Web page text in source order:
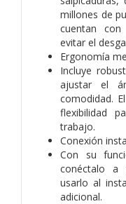
millones de
cuentan
evitar el
Ergonomía
Incluye
ajustar el
comodidad.
flexibilidad
trabajo.
Conexión
Con su
conéctalo a
usarlo al
adicional.